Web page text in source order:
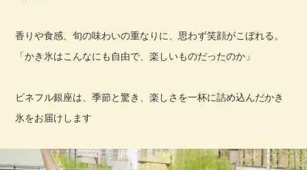
香りや食感、旬の味わいの重なりに、思わず笑顔がこぼれる。
「かき氷はこんなにも自由で、楽しいものだったのか」
ビネフル銀座は、季節と驚き、楽しさを一杯に詰め込んだかき
氷をお届けします